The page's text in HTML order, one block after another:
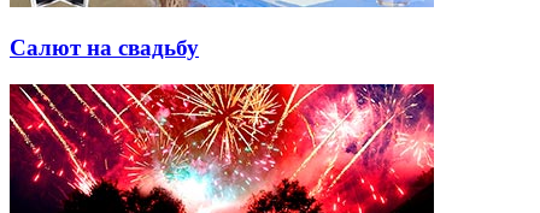
Салют на свадьбу